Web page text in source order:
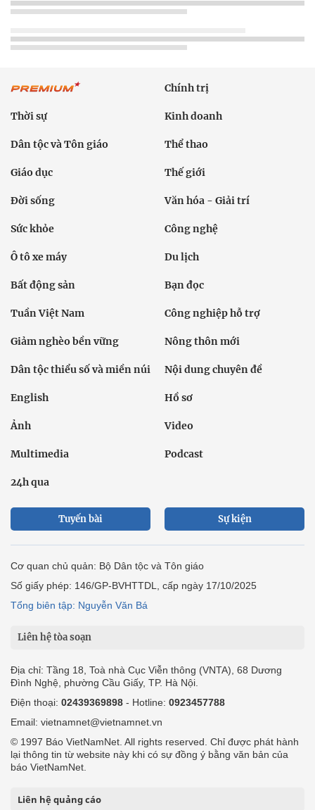
Chính trị
Thời sự Kinh doanh
Dân tộc và Tôn giáo Thể thao
Giáo dục Thế giới
Đời sống Văn hóa - Giải trí
Sức khỏe Công nghệ
Ô tô xe máy Du lịch
Bất động sản Bạn đọc
Tuần Việt Nam Công nghiệp hỗ trợ
Giảm nghèo bền vững Nông thôn mới
Dân tộc thiểu số và miền núi Nội dung chuyên đề
English Hồ sơ
Ảnh Video
Multimedia Podcast
24h qua
Tuyến bài Sự kiện
Cơ quan chủ quản: Bộ Dân tộc và Tôn giáo
Số giấy phép: 146/GP-BVHTTDL, cấp ngày 17/10/2025
Tổng biên tập: Nguyễn Văn Bá
Liên hệ tòa soạn
Địa chỉ: Tầng 18, Toà nhà Cục Viễn thông (VNTA), 68 Dương
Đình Nghệ, phường Cầu Giấy, TP. Hà Nội.
Điện thoại: 02439369898 - Hotline: 0923457788
Email: vietnamnet@vietnamnet.vn
© 1997 Báo VietNamNet. All rights reserved. Chỉ được phát hành
lại thông tin từ website này khi có sự đồng ý bằng văn bản của
báo VietNamNet.
Liên hệ quảng cáo